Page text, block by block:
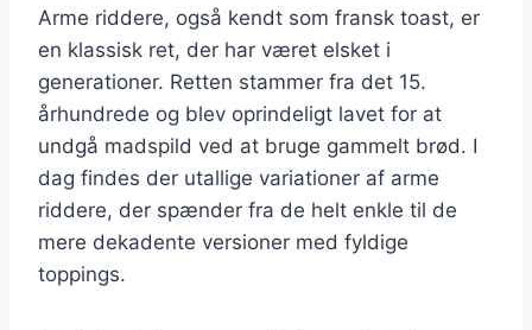
Arme riddere, også kendt som fransk toast, er
en klassisk ret, der har været elsket i
generationer. Retten stammer fra det 15.
århundrede og blev oprindeligt lavet for at
undgå madspild ved at bruge gammelt brød. I
dag findes der utallige variationer af arme
riddere, der spænder fra de helt enkle til de
mere dekadente versioner med fyldige
toppings.